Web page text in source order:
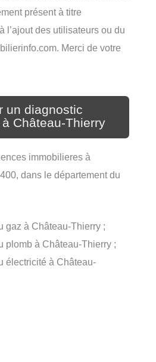
présent à titre
l’ajout des utilisateurs ou du
Merci de votre
un diagnostic
Château-Thierry
immobilieres à
dans le département du
gaz à Château-Thierry ;
plomb à Château-Thierry ;
électricité à Château-